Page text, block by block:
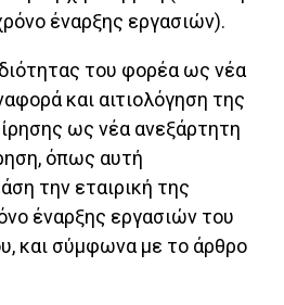
έναρξης εργασιών).
του φορέα ως νέα
και αιτιολόγηση της
ως νέα ανεξάρτητη
όπως αυτή
την εταιρική της
έναρξης εργασιών του
και σύμφωνα με το άρθρο